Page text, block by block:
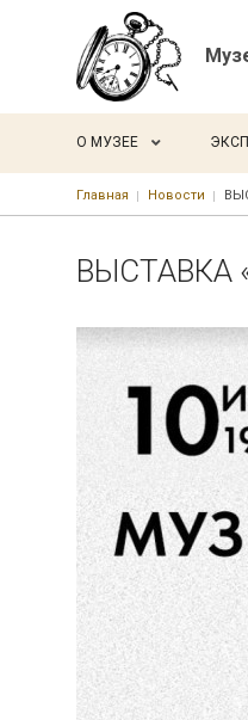
Основная
О МУЗЕЕ
Строка
Главная Новости
ВЫСТАВКА